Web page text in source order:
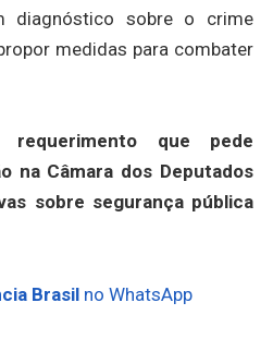
diagnóstico sobre o crime
medidas para combater
requerimento que pede
na Câmara dos Deputados
sobre segurança pública
Brasil no WhatsApp